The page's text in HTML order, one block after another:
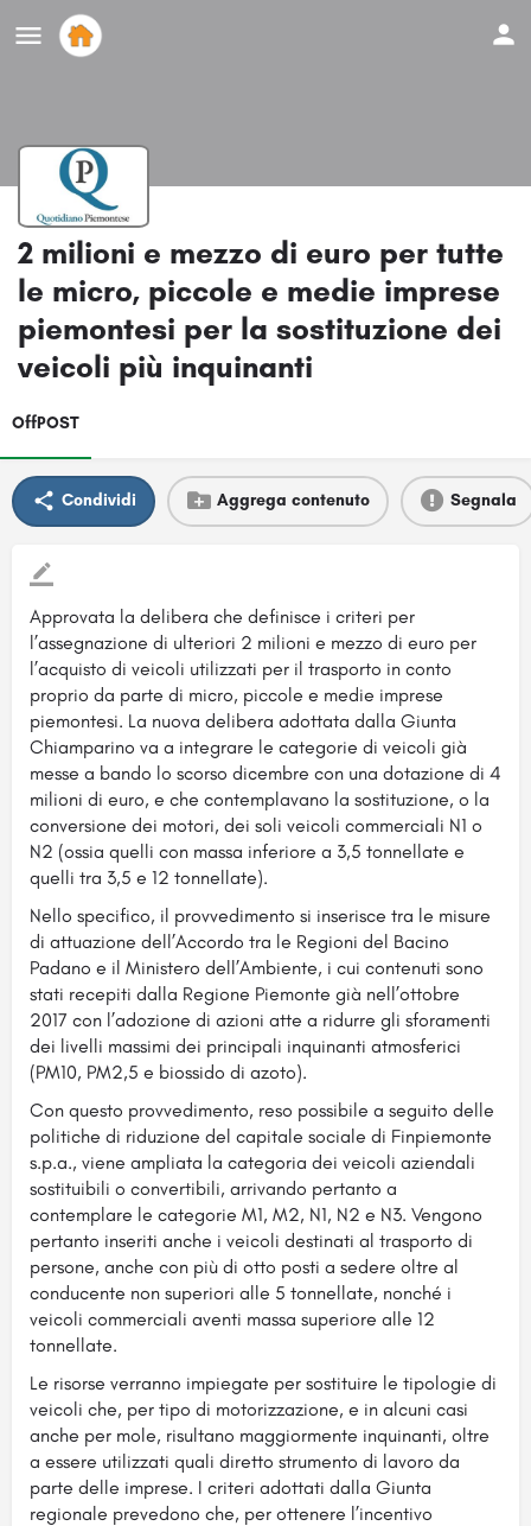
2 milioni e mezzo di euro per tutte
le micro, piccole e medie imprese
piemontesi per la sostituzione dei
veicoli più inquinanti
OffPOST
Condividi Aggrega contenuto Segnala
Approvata la delibera che definisce i criteri per
l’assegnazione di ulteriori 2 milioni e mezzo di euro per
l’acquisto di veicoli utilizzati per il trasporto in conto
proprio da parte di micro, piccole e medie imprese
piemontesi. La nuova delibera adottata dalla Giunta
Chiamparino va a integrare le categorie di veicoli già
messe a bando lo scorso dicembre con una dotazione di 4
milioni di euro, e che contemplavano la sostituzione, o la
conversione dei motori, dei soli veicoli commerciali N1 o
N2 (ossia quelli con massa inferiore a 3,5 tonnellate e
quelli tra 3,5 e 12 tonnellate).
Nello specifico, il provvedimento si inserisce tra le misure
di attuazione dell’Accordo tra le Regioni del Bacino
Padano e il Ministero dell’Ambiente, i cui contenuti sono
stati recepiti dalla Regione Piemonte già nell’ottobre
2017 con l’adozione di azioni atte a ridurre gli sforamenti
dei livelli massimi dei principali inquinanti atmosferici
(PM10, PM2,5 e biossido di azoto).
Con questo provvedimento, reso possibile a seguito delle
politiche di riduzione del capitale sociale di Finpiemonte
s.p.a., viene ampliata la categoria dei veicoli aziendali
sostituibili o convertibili, arrivando pertanto a
contemplare le categorie M1, M2, N1, N2 e N3. Vengono
pertanto inseriti anche i veicoli destinati al trasporto di
persone, anche con più di otto posti a sedere oltre al
conducente non superiori alle 5 tonnellate, nonché i
veicoli commerciali aventi massa superiore alle 12
tonnellate.
Le risorse verranno impiegate per sostituire le tipologie di
veicoli che, per tipo di motorizzazione, e in alcuni casi
anche per mole, risultano maggiormente inquinanti, oltre
a essere utilizzati quali diretto strumento di lavoro da
parte delle imprese. I criteri adottati dalla Giunta
regionale prevedono che, per ottenere l’incentivo